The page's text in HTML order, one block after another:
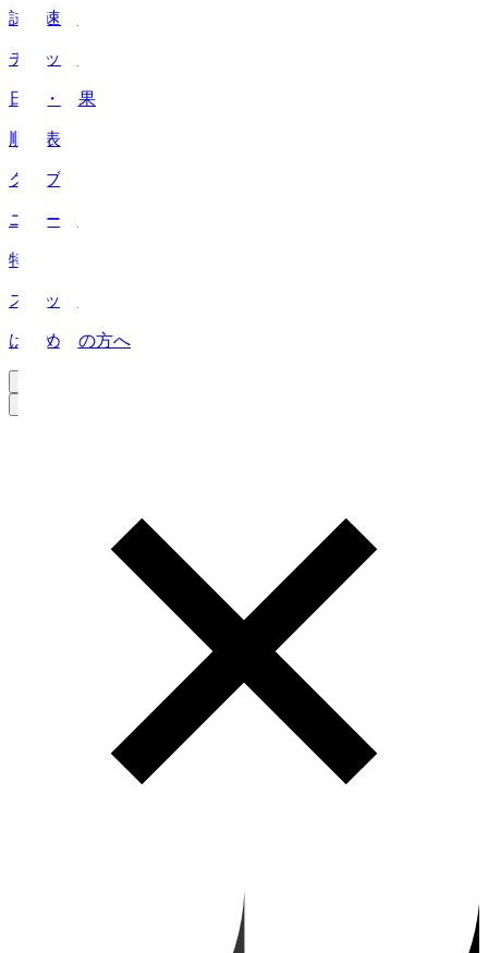
試合速報
チケット
日程・結果
順位表
クラブ
ニュース
特集
スタッツ
はじめての方へ